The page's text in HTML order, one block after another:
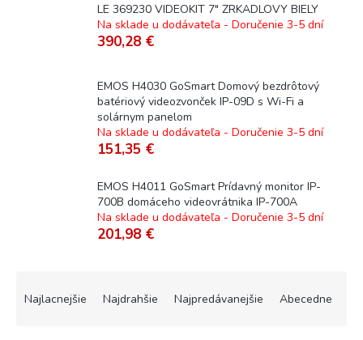
LE 369230 VIDEOKIT 7" ZRKADLOVY BIELY
Na sklade u dodávateľa - Doručenie 3-5 dní
390,28 €
EMOS H4030 GoSmart Domový bezdrôtový
batériový videozvonček IP-09D s Wi-Fi a
solárnym panelom
Na sklade u dodávateľa - Doručenie 3-5 dní
151,35 €
EMOS H4011 GoSmart Prídavný monitor IP-
700B domáceho videovrátnika IP-700A
Na sklade u dodávateľa - Doručenie 3-5 dní
201,98 €
Najlacnejšie Najdrahšie Najpredávanejšie Abecedne